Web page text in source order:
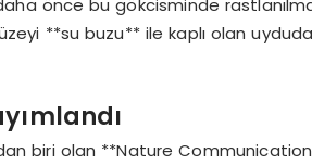
önce bu gökcisminde
**su buzu** ile kaplı olan uyduda
biri olan **Nature